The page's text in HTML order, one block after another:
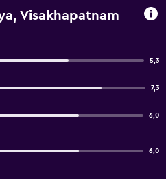
Visakhapatnam
5,3
7,3
6,0
6,0